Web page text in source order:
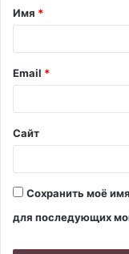
Имя *
Email *
Сайт
Сохранить моё
для последующих